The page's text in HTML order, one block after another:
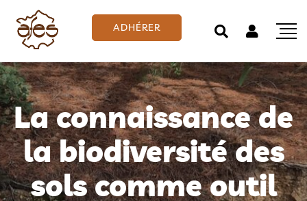
ADHÉRER
La connaissance de
la biodiversité des
sols comme outil